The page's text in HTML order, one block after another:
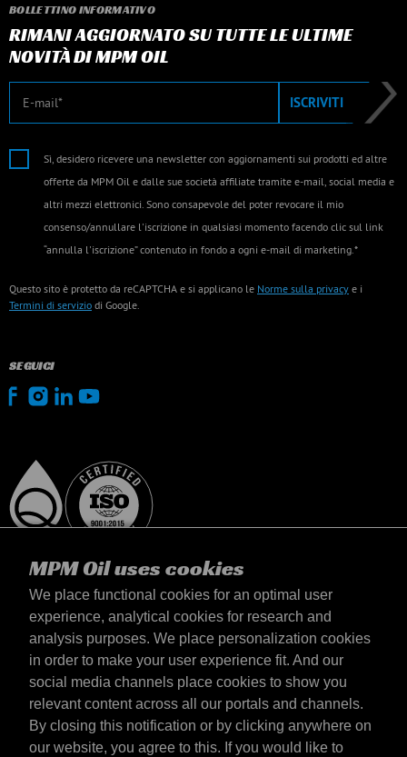
MPM Oil uses cookies
We place functional cookies for an optimal user
experience, analytical cookies for research and
analysis purposes. We place personalization cookies
in order to make your user experience fit. And our
social media channels place cookies to show you
relevant content across all our portals and channels.
By closing this notification or by clicking anywhere on
our website, you agree to this. If you would like to
BOLLETTINO INFORMATIVO
RIMANI AGGIORNATO SU TUTTE LE ULTIME
NOVITÀ DI MPM OIL
E-mail ISCRIVITI
Sì, desidero ricevere una newsletter con aggiornamenti sui prodotti ed altre
offerte da MPM Oil e dalle sue società affiliate tramite e-mail, social media e
altri mezzi elettronici. Sono consapevole del poter revocare il mio
consenso/annullare l'iscrizione in qualsiasi momento facendo clic sul link
“annulla l'iscrizione” contenuto in fondo a ogni e-mail di marketing.*
Questo sito è protetto da reCAPTCHA e si applicano le Norme sulla privacy e i
Termini di servizio di Google.
SEGUICI
Italia
Contatto
Termini & Condizioni
Termini di consegna
Informativa sulla privacy